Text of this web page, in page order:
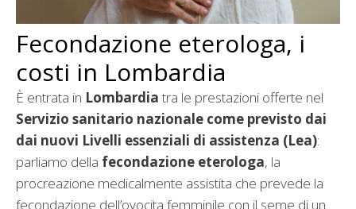
Fecondazione eterologa, i
costi in Lombardia
È entrata in Lombardiatra le prestazioni offerte nel
Servizio sanitario nazionale come previsto dai
dai nuovi Livelli essenziali di assistenza (Lea):
parliamo della fecondazione eterologa, la
procreazione medicalmente assistita che prevede la
fecondazione dell’ovocita femminile con il seme di un